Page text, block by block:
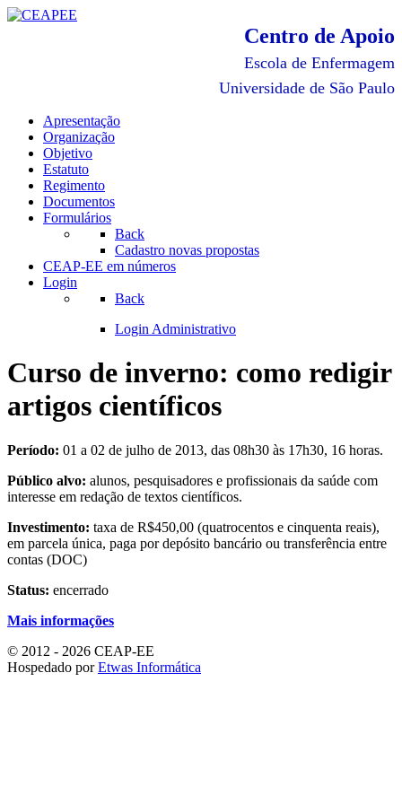
Centro de Apoio
Escola de Enfermagem
Universidade de São Paulo
Apresentação
Organização
Objetivo
Estatuto
Regimento
Documentos
Formulários
Back
Cadastro novas propostas
CEAP-EE em números
Login
Back
Login Administrativo
Curso de inverno: como redigir
artigos científicos
Período: 01 a 02 de julho de 2013, das 08h30 às 17h30, 16 horas.
Público alvo: alunos, pesquisadores e profissionais da saúde com
interesse em redação de textos científicos.
Investimento: taxa de R$450,00 (quatrocentos e cinquenta reais),
em parcela única, paga por depósito bancário ou transferência entre
contas (DOC)
Status: encerrado
Mais informações
© 2012 - 2026 CEAP-EE
Hospedado porEtwas Informática